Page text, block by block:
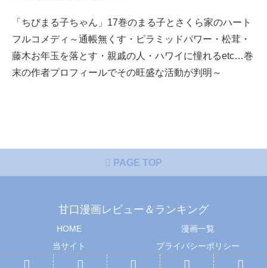
「ちびまる子ちゃん」17巻のまる子とさくら家のハート
フルコメディ～通帳無くす・ピラミッドパワー・松茸・
藤木お年玉を落とす・親戚の人・ハワイに憧れるetc…巻
末の作者プロフィールでその旺盛な活動が判明～
PAGE TOP
甘口漫画レビュー＆ランキング
HOME
漫画一覧
当サイト
プライバシーポリシー